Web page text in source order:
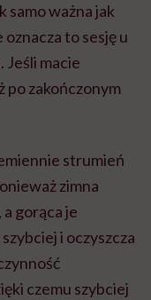
ważna jak
to sesję u
Jeśli macie
po zakończonym
strumień
zimna
gorąca je
i oczyszcza
czemu szybciej